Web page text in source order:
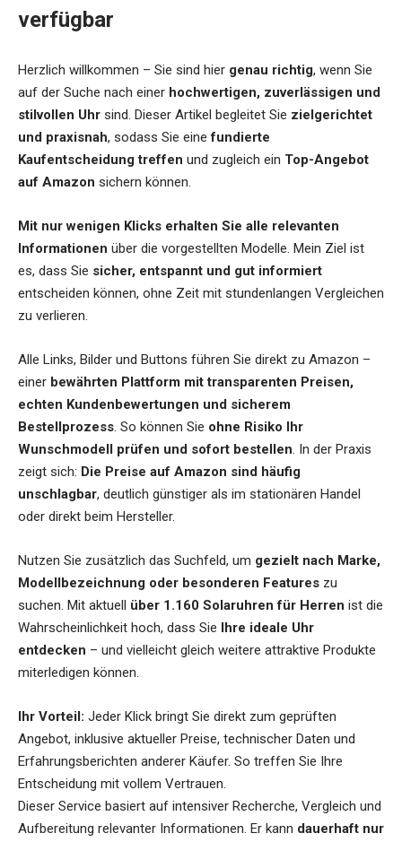
verfügbar
Herzlich willkommen – Sie sind hier genau richtig, wenn Sie
auf der Suche nach einer hochwertigen, zuverlässigen und
stilvollen Uhr sind. Dieser Artikel begleitet Sie zielgerichtet
und praxisnah, sodass Sie einefundierte
Kaufentscheidung treffen und zugleich ein Top-Angebot
auf Amazon sichern können.
Mit nur wenigen Klicks erhalten Sie alle relevanten
Informationen über die vorgestellten Modelle. Mein Ziel ist
es, dass Sie sicher, entspannt und gut informiert
entscheiden können, ohne Zeit mit stundenlangen Vergleichen
zu verlieren.
Alle Links, Bilder und Buttons führen Sie direkt zu Amazon –
einer bewährten Plattform mit transparenten Preisen,
echten Kundenbewertungen und sicherem
Bestellprozess. So können Sie ohne Risiko Ihr
Wunschmodell prüfen und sofort bestellen. In der Praxis
zeigt sich: Die Preise auf Amazon sind häufig
unschlagbar, deutlich günstiger als im stationären Handel
oder direkt beim Hersteller.
Nutzen Sie zusätzlich das Suchfeld, um gezielt nach Marke,
Modellbezeichnung oder besonderen Features zu
suchen. Mit aktuell über 1.160 Solaruhren für Herren ist die
Wahrscheinlichkeit hoch, dass Sie Ihre ideale Uhr
entdecken – und vielleicht gleich weitere attraktive Produkte
miterledigen können.
Ihr Vorteil: Jeder Klick bringt Sie direkt zum geprüften
Angebot, inklusive aktueller Preise, technischer Daten und
Erfahrungsberichten anderer Käufer. So treffen Sie Ihre
Entscheidung mit vollem Vertrauen.
Dieser Service basiert auf intensiver Recherche, Vergleich und
Aufbereitung relevanter Informationen. Er kann dauerhaft nur